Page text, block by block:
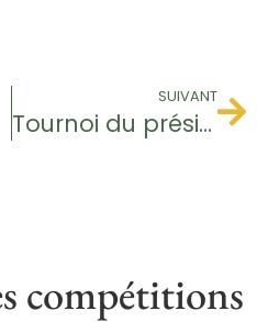
SUIVANT
Tournoi du président
compétitions